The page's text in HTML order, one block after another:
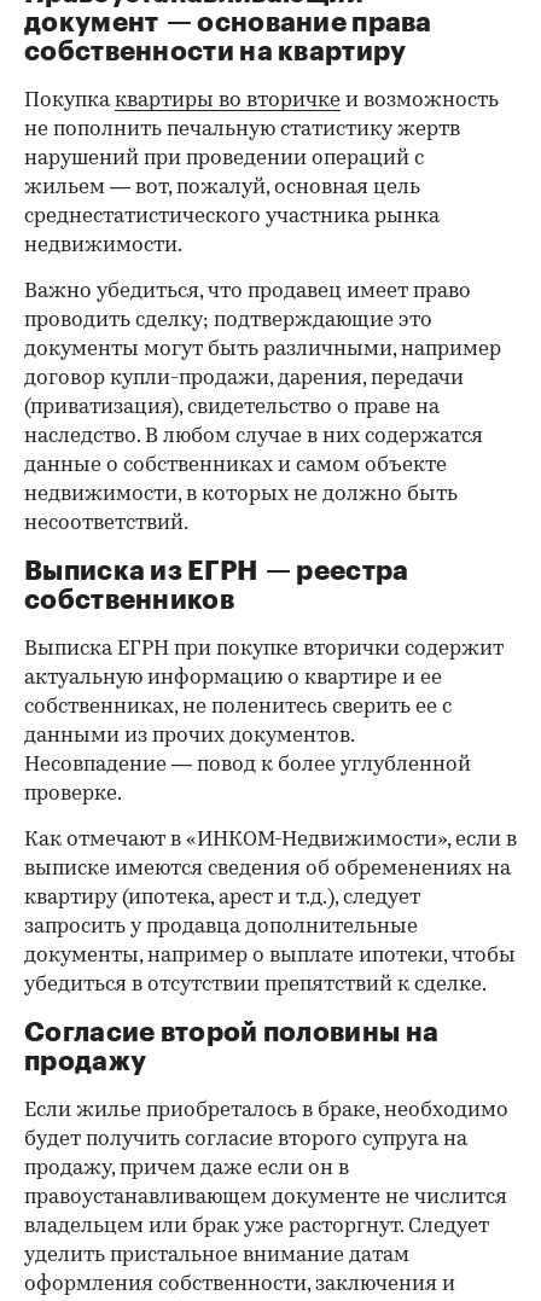
00:00 / 00:00
документ — основание права
собственности на квартиру
Покупкаквартиры во вторичке и возможность
не пополнить печальную статистику жертв
нарушений при проведении операций с
жильем — вот, пожалуй, основная цель
среднестатистического участника рынка
недвижимости.
Важно убедиться, что продавец имеет право
проводить сделку; подтверждающие это
документы могут быть различными, например
договор купли-продажи, дарения, передачи
(приватизация), свидетельство о праве на
наследство. В любом случае в них содержатся
данные о собственниках и самом объекте
недвижимости, в которых не должно быть
несоответствий.
Выписка из ЕГРН — реестра
собственников
Выписка ЕГРН при покупке вторички содержит
актуальную информацию о квартире и ее
собственниках, не поленитесь сверить ее с
данными из прочих документов.
Несовпадение — повод к более углубленной
проверке.
Как отмечают в «ИНКОМ-Недвижимости», если в
выписке имеются сведения об обременениях на
квартиру (ипотека, арест и т.д.), следует
запросить у продавца дополнительные
документы, например о выплате ипотеки, чтобы
убедиться в отсутствии препятствий к сделке.
Согласие второй половины на
продажу
Если жилье приобреталось в браке, необходимо
будет получить согласие второго супруга на
продажу, причем даже если он в
правоустанавливающем документе не числится
владельцем или брак уже расторгнут. Следует
уделить пристальное внимание датам
оформления собственности, заключения и